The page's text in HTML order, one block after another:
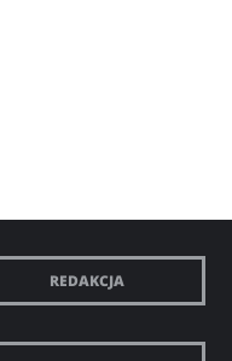
REDAKCJA